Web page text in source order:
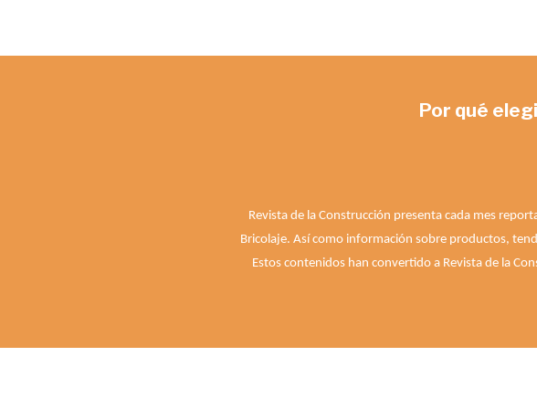
Por qué
Revista de la Construcción presenta cada mes
Bricolaje. Así como información sobre productos,
Estos contenidos han convertido a Revista de la